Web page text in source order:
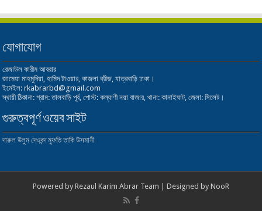
যোগাযোগ
রেজাউল কারীম আবরার
জামেয়া মাহমুদিয়া, হামিদ টাওয়ার, কাজলা ব্রীজ, যাত্রবাড়ি ঢাকা।
ইমেইল: rkabrarbd@gmail.com
স্থায়ী ঠিকানা: গ্রাম: তালবাড়ি পূর্ব, পোস্ট: কল্যাণী নয়া বাজার, থানা: কানাইঘাট, জেলা: সিলেট।
গুরুত্বপূর্ণ ওয়েব সাইট
দারুল উলুম দেওবন্দ মুফতি তাকি উসমানী
Powered by Rezaul Karim Abrar Team | Designed by NooR